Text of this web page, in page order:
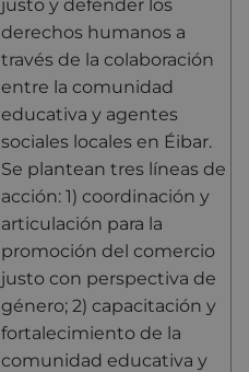
justo y defender los
derechos humanos a
través de la colaboración
entre la comunidad
educativa y agentes
sociales locales en Éibar.
Se plantean tres líneas de
acción: 1) coordinación y
articulación para la
promoción del comercio
justo con perspectiva de
género; 2) capacitación y
fortalecimiento de la
comunidad educativa y